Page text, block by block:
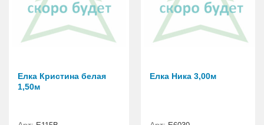
Елка Кристина белая
1,50м
Елка Ника 3,00м